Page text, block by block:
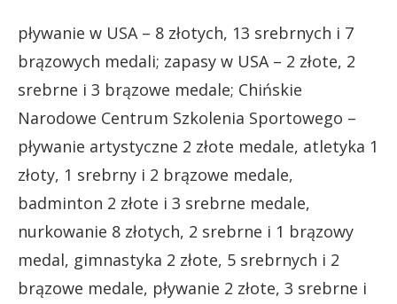
pływanie w USA – 8 złotych, 13 srebrnych i 7
brązowych medali; zapasy w USA – 2 złote, 2
srebrne i 3 brązowe medale; Chińskie
Narodowe Centrum Szkolenia Sportowego –
pływanie artystyczne 2 złote medale, atletyka 1
złoty, 1 srebrny i 2 brązowe medale,
badminton 2 złote i 3 srebrne medale,
nurkowanie 8 złotych, 2 srebrne i 1 brązowy
medal, gimnastyka 2 złote, 5 srebrnych i 2
brązowe medale, pływanie 2 złote, 3 srebrne i